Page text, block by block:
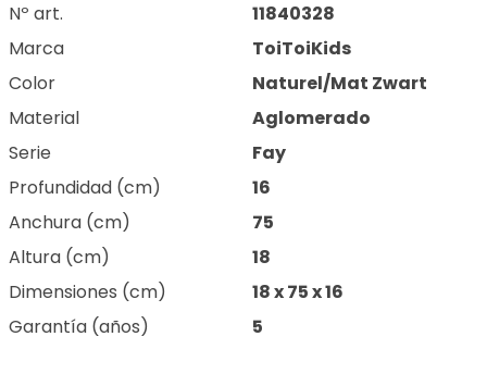
Nº art.
11840328
Marca
ToiToiKids
Color
Naturel/Mat Zwart
Material
Aglomerado
Serie
Fay
Profundidad (cm)
16
Anchura (cm)
75
Altura (cm)
18
Dimensiones (cm)
18 x 75 x 16
Garantía (años)
5